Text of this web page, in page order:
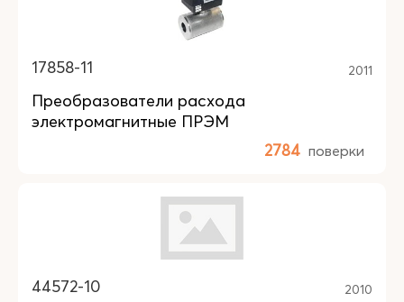
17858-11 2011
Преобразователи расхода
электромагнитные ПРЭМ
2784 поверки
44572-10 2010